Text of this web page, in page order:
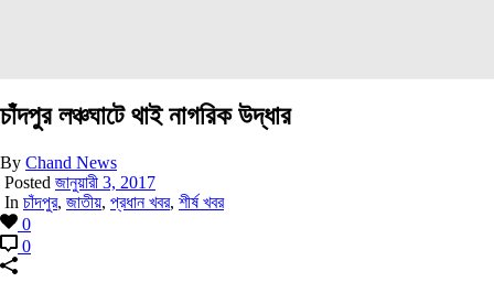
চাঁদপুর লঞ্চঘাটে থাই নাগরিক উদ্ধার
By Chand News
Posted জানুয়ারী 3, 2017
In চাঁদপুর, জাতীয়, প্রধান খবর, শীর্ষ খবর
0
0